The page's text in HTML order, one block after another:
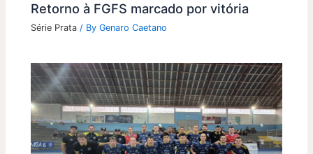
Retorno à FGFS marcado por vitória
Série Prata / ByGenaro Caetano